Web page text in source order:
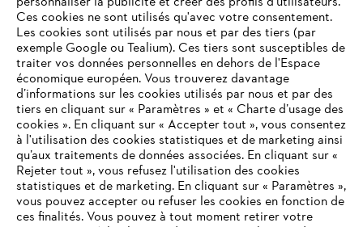
L'Entreprise
Questions / Réponses
Service
VOTRE NAVIGATEUR INTERNET
N'EST PLUS PRIS EN CHARGE
Ces cookies ne sont utilisés qu'avec votre consentement.
Les cookies sont utilisés par nous et par des tiers (par
exemple Google ou Tealium). Ces tiers sont susceptibles de
traiter vos données personnelles en dehors de l'Espace
économique européen. Vous trouverez davantage
d’informations sur les cookies utilisés par nous et par des
tiers en cliquant sur « Paramètres » et « Charte d’usage des
cookies ». En cliquant sur « Accepter tout », vous consentez
à l'utilisation des cookies statistiques et de marketing ainsi
qu’aux traitements de données associées. En cliquant sur «
Rejeter tout », vous refusez l'utilisation des cookies
statistiques et de marketing. En cliquant sur « Paramètres »,
vous pouvez accepter ou refuser les cookies en fonction de
ces finalités. Vous pouvez à tout moment retirer votre